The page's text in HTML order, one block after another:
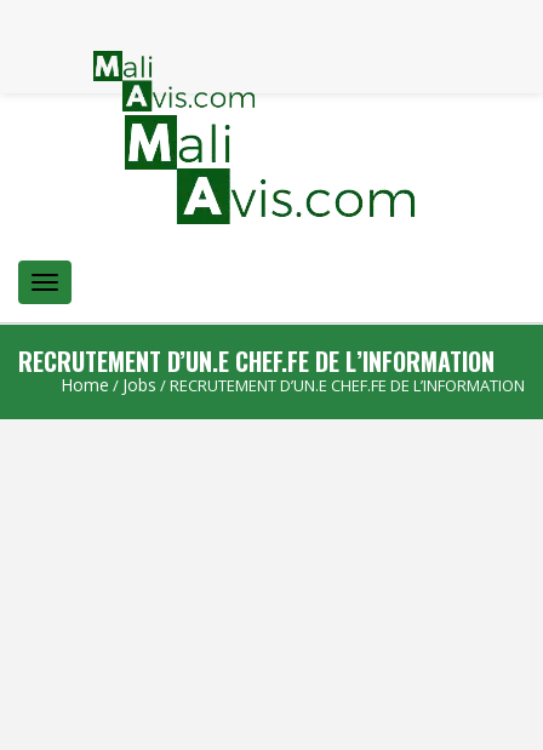
Menu
RECRUTEMENT D’UN.E CHEF.FE DE L’INFORMATION
Home / Jobs / RECRUTEMENT D’UN.E CHEF.FE DE L’INFORMATION